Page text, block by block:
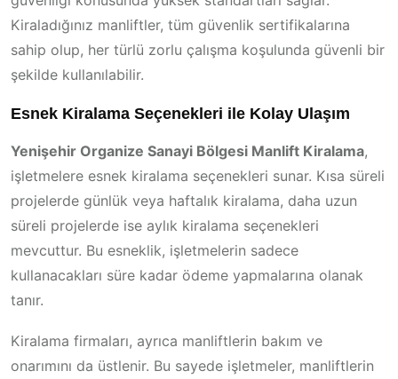
Kiraladığınız manliftler, tüm güvenlik sertifikalarına
sahip olup, her türlü zorlu çalışma koşulunda güvenli bir
şekilde kullanılabilir.
Esnek Kiralama Seçenekleri ile Kolay Ulaşım
Yenişehir Organize Sanayi Bölgesi Manlift Kiralama,
işletmelere esnek kiralama seçenekleri sunar. Kısa süreli
projelerde günlük veya haftalık kiralama, daha uzun
süreli projelerde ise aylık kiralama seçenekleri
mevcuttur. Bu esneklik, işletmelerin sadece
kullanacakları süre kadar ödeme yapmalarına olanak
tanır.
Kiralama firmaları, ayrıca manliftlerin bakım ve
onarımını da üstlenir. Bu sayede işletmeler, manliftlerin